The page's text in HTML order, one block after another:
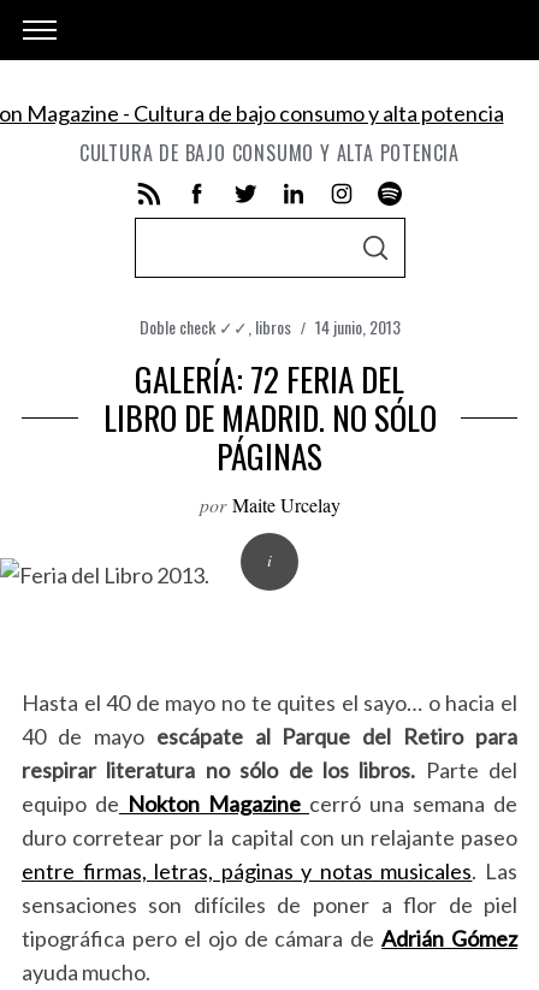
CULTURA DE BAJO CONSUMO Y ALTA POTENCIA
r
c
h
f
S
C
H
Doble check ✓✓ libros 14 junio, 2013
GALERÍA: 72 FERIA DEL
LIBRO DE MADRID. NO SÓLO
PÁGINAS
por Maite Urcelay
Hasta el 40 de mayo no te quites el sayo… o hacia el
40 de mayoescápate al Parque del Retiro para
respirar literatura no sólo de los libros. Parte del
equipo de Nokton Magazine cerró una semana de
duro corretear por la capital con un relajante paseo
entre firmas, letras, páginas y notas musicales. Las
sensaciones son difíciles de poner a flor de piel
tipográfica pero el ojo de cámara deAdrián Gómez
ayuda mucho.